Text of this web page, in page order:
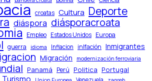
croatas Cultura Deporte
diáspora diásporacroata
Empleo Estados Unidos Europa
guerra idioma Inflacion inlfación Inmigrantes
Migración modernización ferroviaria
Panamá Perú Politica Portugal